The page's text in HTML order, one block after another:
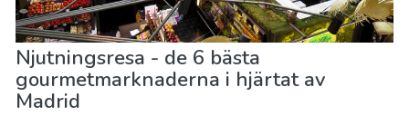
Njutningsresa - de 6 bästa
gourmetmarknaderna i hjärtat av
Madrid